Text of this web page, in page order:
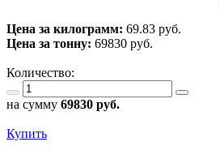
Цена за килограмм: 69.83 руб.
Цена за тонну: 69830 руб.
Количество:
на сумму 69830 руб.
Купить